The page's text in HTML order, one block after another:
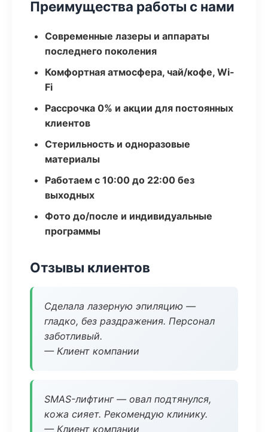
Преимущества работы с нами
Современные лазеры и аппараты
последнего поколения
Комфортная атмосфера, чай/кофе, Wi-
Fi
Рассрочка 0% и акции для постоянных
клиентов
Стерильность и одноразовые
материалы
Работаем с 10:00 до 22:00 без
выходных
Фото до/после и индивидуальные
программы
Отзывы клиентов
Сделала лазерную эпиляцию —
гладко, без раздражения. Персонал
заботливый.
— Клиент компании
SMAS-лифтинг — овал подтянулся,
кожа сияет. Рекомендую клинику.
— Клиент компании